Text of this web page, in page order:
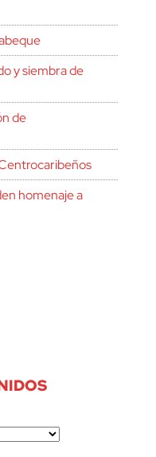
y siembra de
de
homenaje a